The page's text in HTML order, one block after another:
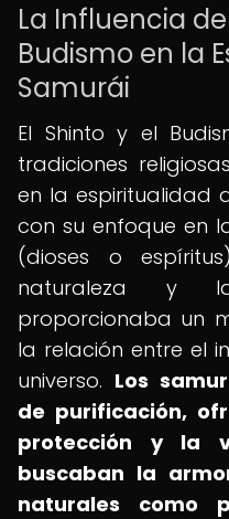
La Influencia
Budismo en la
Samurái
El Shinto y el
tradiciones
en la espiritualidad
con su enfoque en
(dioses o
naturaleza y
proporcionaba un
la relación entre el
universo. Los
de purificación,
protección y la
buscaban la
naturales como